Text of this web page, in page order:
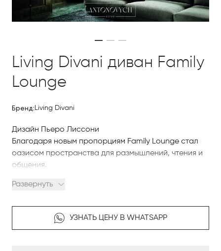
Living Divani диван Family
Lounge
Бренд: Living Divani
Дизайн Пьеро Лиссони
Благодаря новым пропорциям Family Lounge стал
оазисом пространства для размышлений, чтения и
общения.
компании Living Divani, изучайте наш интернет-
качественными фото, сравнивайте понравившиеся
модели и оформляйте заказ.
Развернуть
УЗНАТЬ ЦЕНУ В WHATSAPP